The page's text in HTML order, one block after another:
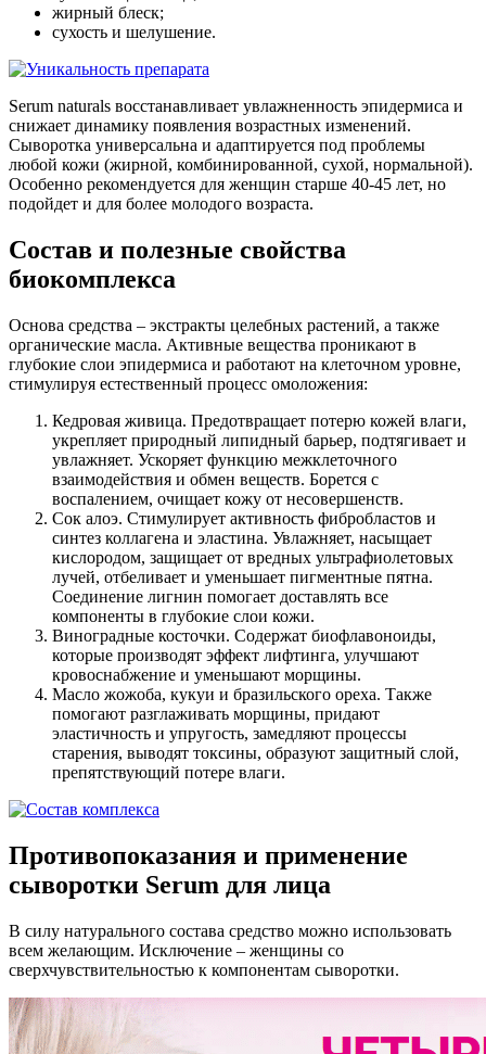
жирный блеск;
сухость и шелушение.
Serum naturals восстанавливает увлажненность эпидермиса и
снижает динамику появления возрастных изменений.
Сыворотка универсальна и адаптируется под проблемы
любой кожи (жирной, комбинированной, сухой, нормальной).
Особенно рекомендуется для женщин старше 40-45 лет, но
подойдет и для более молодого возраста.
Состав и полезные свойства
биокомплекса
Основа средства – экстракты целебных растений, а также
органические масла. Активные вещества проникают в
глубокие слои эпидермиса и работают на клеточном уровне,
стимулируя естественный процесс омоложения:
Кедровая живица. Предотвращает потерю кожей влаги,
укрепляет природный липидный барьер, подтягивает и
увлажняет. Ускоряет функцию межклеточного
взаимодействия и обмен веществ. Борется с
воспалением, очищает кожу от несовершенств.
Сок алоэ. Стимулирует активность фибробластов и
синтез коллагена и эластина. Увлажняет, насыщает
кислородом, защищает от вредных ультрафиолетовых
лучей, отбеливает и уменьшает пигментные пятна.
Соединение лигнин помогает доставлять все
компоненты в глубокие слои кожи.
Виноградные косточки. Содержат биофлавоноиды,
которые производят эффект лифтинга, улучшают
кровоснабжение и уменьшают морщины.
Масло жожоба, кукуи и бразильского ореха. Также
помогают разглаживать морщины, придают
эластичность и упругость, замедляют процессы
старения, выводят токсины, образуют защитный слой,
препятствующий потере влаги.
Противопоказания и применение
сыворотки Serum для лица
В силу натурального состава средство можно использовать
всем желающим. Исключение – женщины со
сверхчувствительностью к компонентам сыворотки.